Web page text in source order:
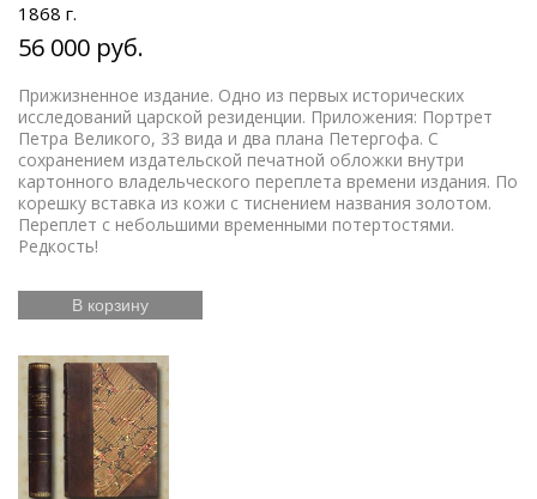
1868 г.
56 000 руб.
Прижизненное издание. Одно из первых исторических
исследований царской резиденции. Приложения: Портрет
Петра Великого, 33 вида и два плана Петергофа. С
сохранением издательской печатной обложки внутри
картонного владельческого переплета времени издания. По
корешку вставка из кожи с тиснением названия золотом.
Переплет с небольшими временными потертостями.
Редкость!
В корзину